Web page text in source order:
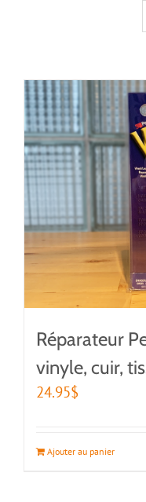
Réparateur
vinyle, cuir,
24.95$
Ajouter au panier